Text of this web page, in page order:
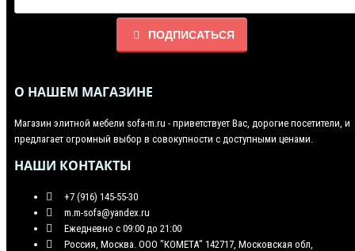
ПОДПИСАТЬСЯ
О НАШЕМ МАГАЗИНЕ
Магазин элитной мебели sofa-m.ru - приветствует Вас, дорогие посетители, и
предлагает огромный выбор в совокупности с доступными ценами.
НАШИ КОНТАКТЫ
+7 (916) 145-55-30
m.m-sofa@yandex.ru
Eжедневно с 09:00 до 21:00
Россия, Москва. ООО "КОМЕТА" 142717, Московская обл,